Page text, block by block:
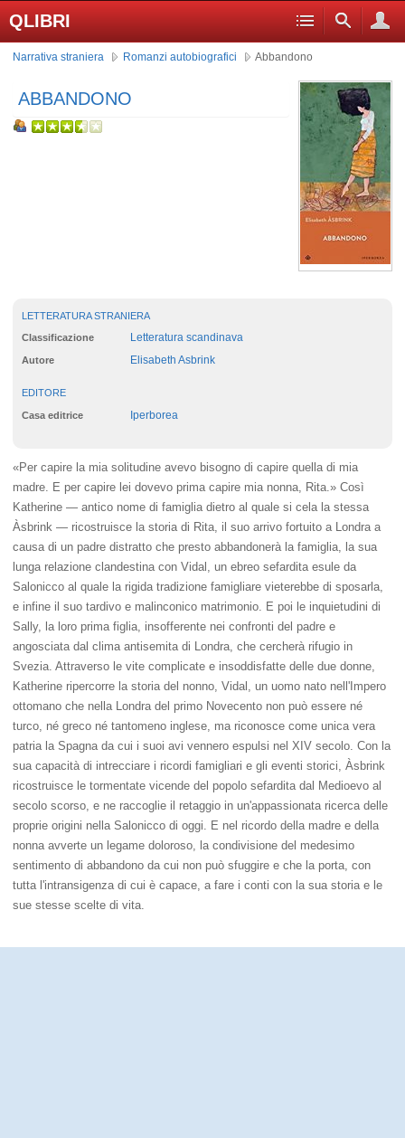
QLIBRI
Narrativa straniera Romanzi autobiografici Abbandono
ABBANDONO
LETTERATURA STRANIERA
Classificazione Letteratura scandinava
Autore Elisabeth Asbrink
EDITORE
Casa editrice Iperborea
«Per capire la mia solitudine avevo bisogno di capire quella di mia
madre. E per capire lei dovevo prima capire mia nonna, Rita.» Così
Katherine ― antico nome di famiglia dietro al quale si cela la stessa
Àsbrink ― ricostruisce la storia di Rita, il suo arrivo fortuito a Londra a
causa di un padre distratto che presto abbandonerà la famiglia, la sua
lunga relazione clandestina con Vidal, un ebreo sefardita esule da
Salonicco al quale la rigida tradizione famigliare vieterebbe di sposarla,
e infine il suo tardivo e malinconico matrimonio. E poi le inquietudini di
Sally, la loro prima figlia, insofferente nei confronti del padre e
angosciata dal clima antisemita di Londra, che cercherà rifugio in
Svezia. Attraverso le vite complicate e insoddisfatte delle due donne,
Katherine ripercorre la storia del nonno, Vidal, un uomo nato nell'Impero
ottomano che nella Londra del primo Novecento non può essere né
turco, né greco né tantomeno inglese, ma riconosce come unica vera
patria la Spagna da cui i suoi avi vennero espulsi nel XIV secolo. Con la
sua capacità di intrecciare i ricordi famigliari e gli eventi storici, Àsbrink
ricostruisce le tormentate vicende del popolo sefardita dal Medioevo al
secolo scorso, e ne raccoglie il retaggio in un'appassionata ricerca delle
proprie origini nella Salonicco di oggi. E nel ricordo della madre e della
nonna avverte un legame doloroso, la condivisione del medesimo
sentimento di abbandono da cui non può sfuggire e che la porta, con
tutta l'intransigenza di cui è capace, a fare i conti con la sua storia e le
sue stesse scelte di vita.